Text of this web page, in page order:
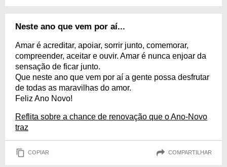
Neste ano que vem por aí...
Amar é acreditar, apoiar, sorrir junto, comemorar,
compreender, aceitar e ouvir. Amar é nunca enjoar da
sensação de ficar junto.
Que neste ano que vem por aí a gente possa desfrutar
de todas as maravilhas do amor.
Feliz Ano Novo!
Reflita sobre a chance de renovação que o Ano-Novo
traz
COPIAR COMPARTILHAR